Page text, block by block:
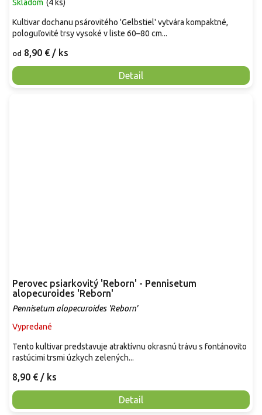
Skladom (4 ks)
od 8,90 € / ks
Detail
Kultivar dochanu psárovitého 'Gelbstiel' vytvára kompaktné,
pologuľovité trsy vysoké v liste 60–80 cm...
Perovec psiarkovitý 'Reborn' - Pennisetum
alopecuroides 'Reborn'
Pennisetum alopecuroides 'Reborn'
Vypredané
8,90 € / ks
Detail
Tento kultivar predstavuje atraktívnu okrasnú trávu s fontánovito
rastúcimi trsmi úzkych zelených...